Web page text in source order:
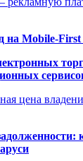
на Mobile-
цена